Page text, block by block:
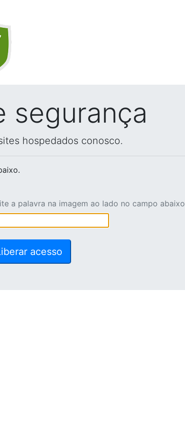
segurança
hospedados conosco.
a palavra na imagem ao lado no campo abaixo